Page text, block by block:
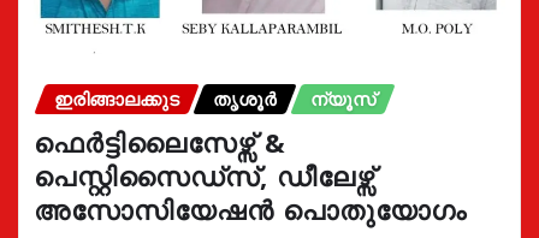
ഇരിങ്ങാലക്കുട തൃശൂർ ന്യൂസ്
ഫെർട്ടിലൈസേഴ്സ് &
പെസ്റ്റിസൈഡ്സ്, ഡീലേഴ്സ്
അസോസിയേഷൻ പൊതുയോഗം